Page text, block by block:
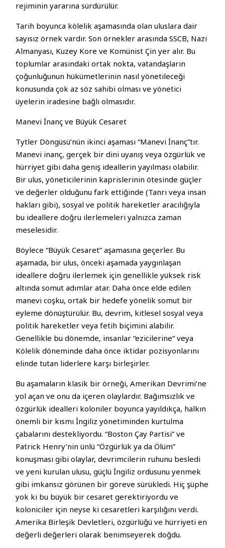
rejiminin yararına sürdürülür.
Tarih boyunca kölelik aşamasında olan uluslara dair
sayısız örnek vardır. Son örnekler arasında SSCB, Nazi
Almanyası, Kuzey Kore ve Komünist Çin yer alır. Bu
toplumlar arasındaki ortak nokta, vatandaşların
çoğunluğunun hükümetlerinin nasıl yönetileceği
konusunda çok az söz sahibi olması ve yönetici
üyelerin iradesine bağlı olmasıdır.
Manevi İnanç ve Büyük Cesaret
Tytler Döngüsü’nün ikinci aşaması “Manevi İnanç”tır.
Manevi inanç, gerçek bir dini uyanış veya özgürlük ve
hürriyet gibi daha geniş ideallerin yayılması olabilir.
Bir ulus, yöneticilerinin kaprislerinin ötesinde güçler
ve değerler olduğunu fark ettiğinde (Tanrı veya insan
hakları gibi), sosyal ve politik hareketler aracılığıyla
bu ideallere doğru ilerlemeleri yalnızca zaman
meselesidir.
Böylece “Büyük Cesaret” aşamasına geçerler. Bu
aşamada, bir ulus, önceki aşamada yaygınlaşan
ideallere doğru ilerlemek için genellikle yüksek risk
altında somut adımlar atar. Daha önce elde edilen
manevi coşku, ortak bir hedefe yönelik somut bir
eyleme dönüştürülür. Bu, devrim, kitlesel sosyal veya
politik hareketler veya fetih biçimini alabilir.
Genellikle bu dönemde, insanlar “ezicilerine” veya
Kölelik döneminde daha önce iktidar pozisyonlarını
elinde tutan liderlere karşı birleşirler.
Bu aşamaların klasik bir örneği, Amerikan Devrimi’ne
yol açan ve onu da içeren olaylardır. Bağımsızlık ve
özgürlük idealleri koloniler boyunca yayıldıkça, halkın
önemli bir kısmı İngiliz yönetiminden kurtulma
çabalarını destekliyordu. “Boston Çay Partisi” ve
Patrick Henry’nin ünlü “Özgürlük ya da Ölüm”
konuşması gibi olaylar, devrimcilerin ruhunu besledi
ve yeni kurulan ulusu, güçlü İngiliz ordusunu yenmek
gibi imkansız görünen bir göreve sürükledi. Hiç şüphe
yok ki bu büyük bir cesaret gerektiriyordu ve
koloniciler için neyse ki cesaretleri karşılığını verdi.
Amerika Birleşik Devletleri, özgürlüğü ve hürriyeti en
değerli değerleri olarak benimseyerek doğdu.